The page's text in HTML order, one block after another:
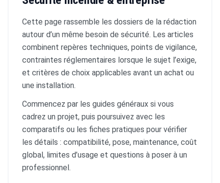
Cette page rassemble les dossiers de la rédaction
autour d’un même besoin de sécurité. Les articles
combinent repères techniques, points de vigilance,
contraintes réglementaires lorsque le sujet l’exige,
et critères de choix applicables avant un achat ou
une installation.
Commencez par les guides généraux si vous
cadrez un projet, puis poursuivez avec les
comparatifs ou les fiches pratiques pour vérifier
les détails : compatibilité, pose, maintenance, coût
global, limites d’usage et questions à poser à un
professionnel.